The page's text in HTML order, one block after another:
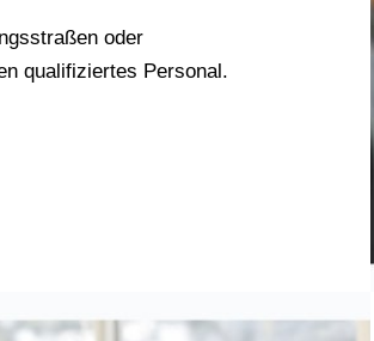
oder
qualifiziertes Personal.